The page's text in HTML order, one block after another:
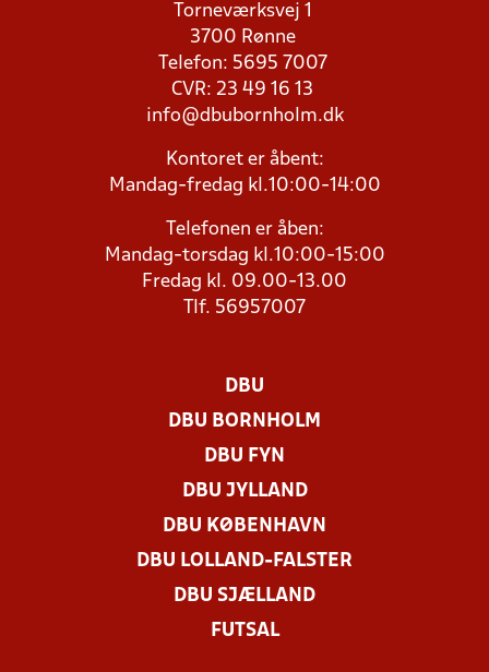
Torneværksvej 1
3700 Rønne
Telefon: 5695 7007
CVR: 23 49 16 13
info@dbubornholm.dk
Kontoret er åbent:
Mandag-fredag kl.10:00-14:00
Telefonen er åben:
Mandag-torsdag kl.10:00-15:00
Fredag kl. 09.00-13.00
Tlf. 56957007
DBU
DBU BORNHOLM
DBU FYN
DBU JYLLAND
DBU KØBENHAVN
DBU LOLLAND-FALSTER
DBU SJÆLLAND
FUTSAL